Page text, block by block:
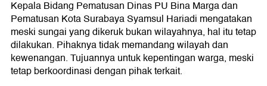
Kepala Bidang Pematusan Dinas PU Bina Marga dan
Pematusan Kota Surabaya Syamsul Hariadi mengatakan
meski sungai yang dikeruk bukan wilayahnya, hal itu tetap
dilakukan. Pihaknya tidak memandang wilayah dan
kewenangan. Tujuannya untuk kepentingan warga, meski
tetap berkoordinasi dengan pihak terkait.